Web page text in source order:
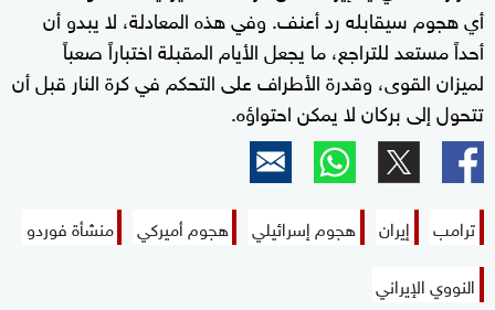
أي هجوم سيقابله رد أعنف. وفي هذه المعادلة، لا يبدو أن
أحداً مستعد للتراجع، ما يجعل الأيام المقبلة اختباراً صعباً
لميزان القوى، وقدرة الأطراف على التحكم في كرة النار قبل أن
تتحول إلى بركان لا يمكن احتواؤه.
ترامب إيران هجوم إسرائيلي هجوم أميركي
منشأة فوردو
النووي الإيراني